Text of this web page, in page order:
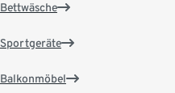
Bettwäsche
Sportgeräte
Balkonmöbel